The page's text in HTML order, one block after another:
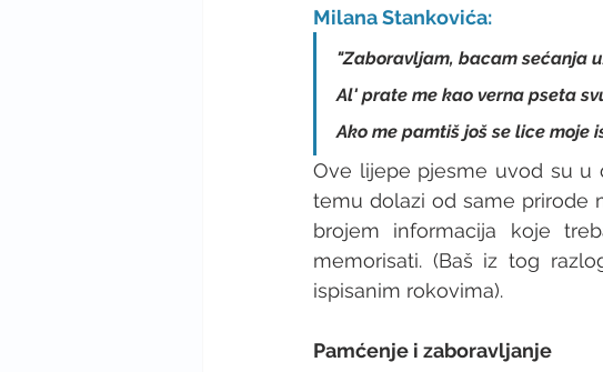
Milana Stankovića:
"Zaboravljam, bacam sećanja
Al' prate me kao verna pseta
Ako me pamtiš još se lice moje
Ove lijepe pjesme uvod su u
temu dolazi od same prirode
brojem informacija koje
memorisati. (Baš iz tog
ispisanim rokovima).
Pamćenje i zaboravljanje